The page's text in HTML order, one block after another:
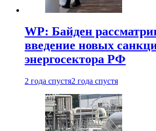
WP: Байден
введение новых
энергосектора РФ
2 года спустя2 года спустя